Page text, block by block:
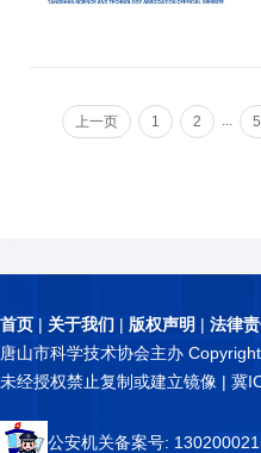
上一页 1 2 ...
首页 | 关于我们 | 版权声明 | 法律
唐山市科学技术协会主办
未经授权禁止复制或建立镜像 | 冀
公安机关备案号: